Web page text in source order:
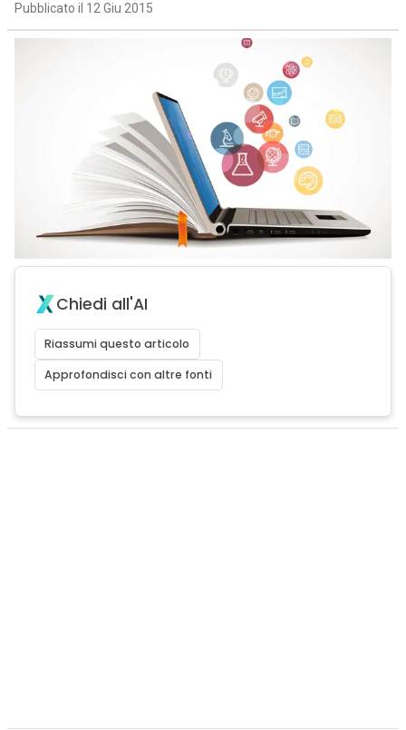
Pubblicato il 12 Giu 2015
Chiedi all'AI
Riassumi questo articolo
Approfondisci con altre fonti